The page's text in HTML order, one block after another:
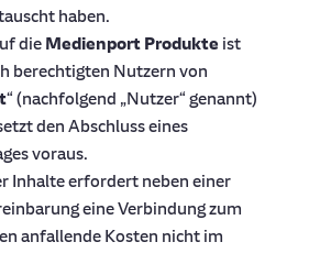
haben.
die Medienport Produkte ist
berechtigten Nutzern von
“ (nachfolgend „Nutzer“ genannt)
den Abschluss eines
voraus.
Inhalte erfordert neben einer
eine Verbindung zum
anfallende Kosten nicht im